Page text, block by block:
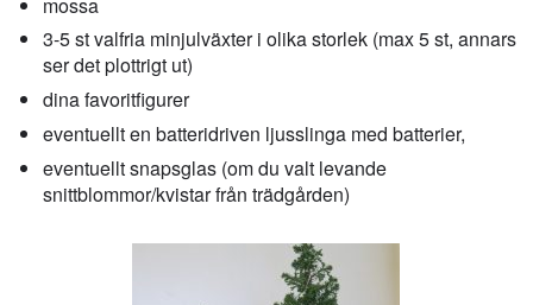
3-5 st valfria minjulväxter i olika storlek (max 5 st, annars
ser det plottrigt ut)
dina favoritfigurer
eventuellt en batteridriven ljusslinga med batterier,
eventuellt snapsglas (om du valt levande
snittblommor/kvistar från trädgården)